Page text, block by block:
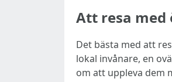
Att resa med
Det bästa med att
lokal invånare, en
om att uppleva dem